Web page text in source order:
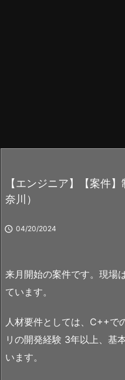
【エンジニア】【案件
奈川）
 04/20/2024
来月開始の案件です。現場
ています。
人材要件としては、C++で
リの開発経験 3年以上、基
います。